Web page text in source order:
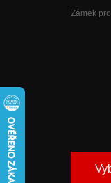
Zámek